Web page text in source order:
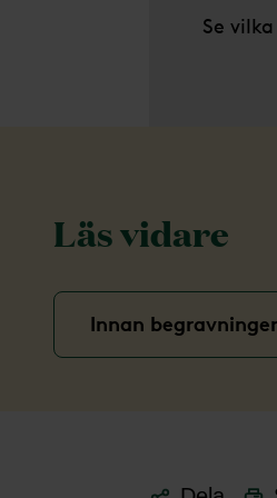
Se
Läs vidare
Innan